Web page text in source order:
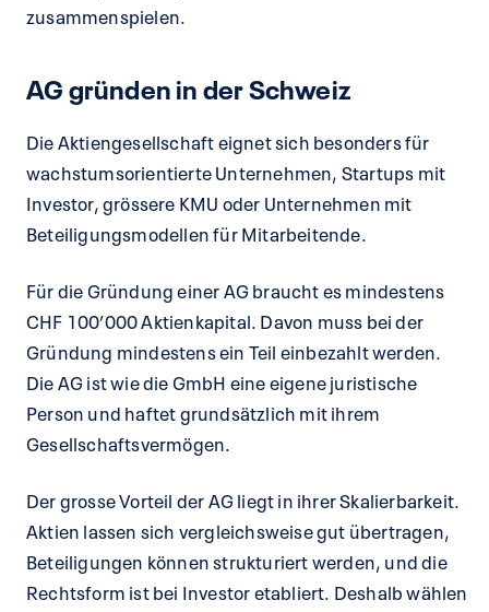
zusammenspielen.
AG gründen in der Schweiz
Die Aktiengesellschaft eignet sich besonders für
wachstumsorientierte Unternehmen, Startups mit
Investor, grössere KMU oder Unternehmen mit
Beteiligungsmodellen für Mitarbeitende.
Für die Gründung einer AG braucht es mindestens
CHF 100’000 Aktienkapital. Davon muss bei der
Gründung mindestens ein Teil einbezahlt werden.
Die AG ist wie die GmbH eine eigene juristische
Person und haftet grundsätzlich mit ihrem
Gesellschaftsvermögen.
Der grosse Vorteil der AG liegt in ihrer Skalierbarkeit.
Aktien lassen sich vergleichsweise gut übertragen,
Beteiligungen können strukturiert werden, und die
Rechtsform ist bei Investor etabliert. Deshalb wählen